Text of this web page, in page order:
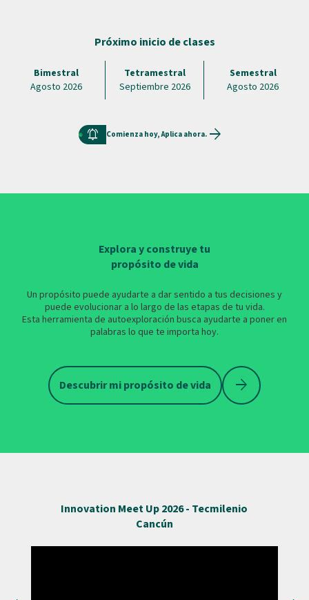
Próximo inicio de clases
Bimestral
Agosto 2026
Tetramestral
Septiembre 2026
Semestral
Agosto 2026
notifications_active Comienza hoy, Aplica ahora. arrow_forward
Explora y construye tu
propósito de vida
Un propósito puede ayudarte a dar sentido a tus decisiones y
puede evolucionar a lo largo de las etapas de tu vida.
Esta herramienta de autoexploración busca ayudarte a poner en
palabras lo que te importa hoy.
Descubrir mi propósito de vida arrow_forward
Innovation Meet Up 2026 - Tecmilenio
Cancún